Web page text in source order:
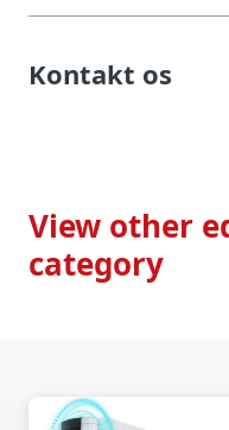
Kontakt os
View other
category